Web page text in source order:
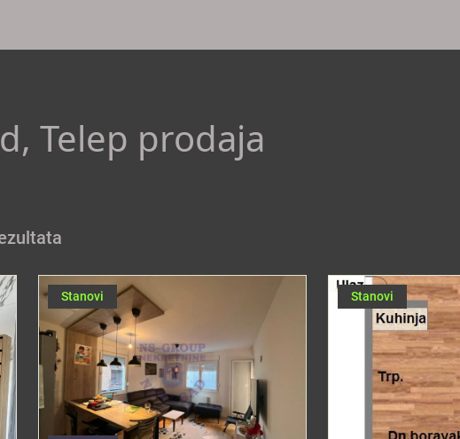
Telep prodaja
Stanovi Stanovi